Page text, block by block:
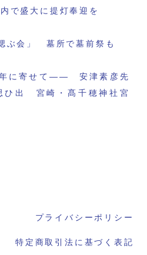
で盛大に提灯奉迎を
ぶ会」 墓所で墓前祭も
年に寄せて―― 安津素彦先
ひ出 宮崎・髙千穂神社宮
プライバシーポリシー
特定商取引法に基づく表記